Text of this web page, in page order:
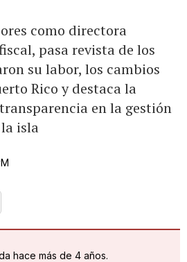
como directora
pasa revista de los
su labor, los cambios
Rico y destaca la
en la gestión
isla
hace más de 4 años.